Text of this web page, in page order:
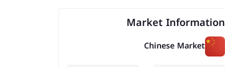
Market Information
Chinese Market